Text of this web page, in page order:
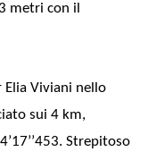
metri con il
Viviani nello
sui 4 km,
Strepitoso